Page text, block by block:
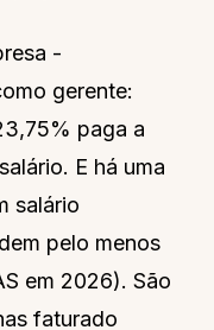
-
gerente:
paga a
E há uma
salário
pelo menos
em 2026). São
faturado